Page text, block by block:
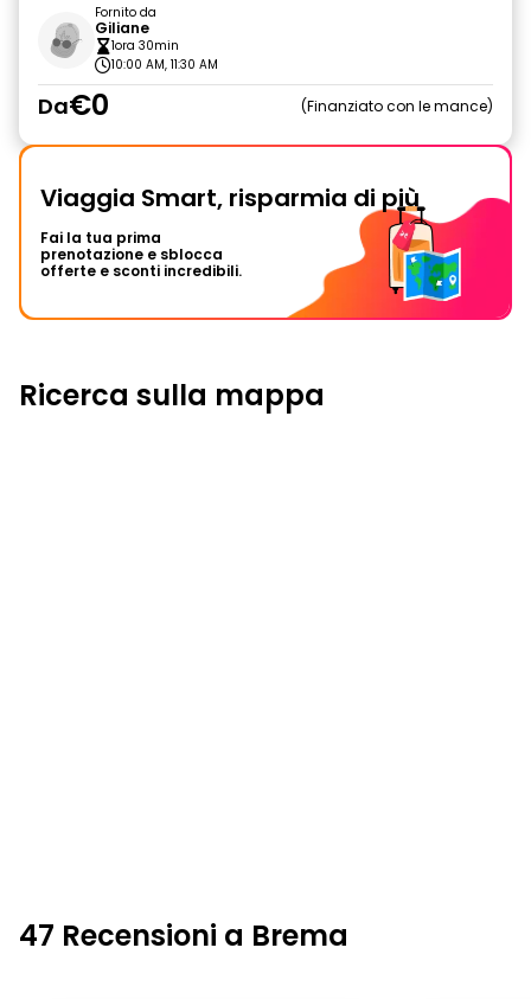
Fornito da
Giliane
1ora 30min
10:00 AM, 11:30 AM
Da€0 Finanziato con le mance
Viaggia Smart, risparmia di più
Fai la tua prima
prenotazione e sblocca
offerte e sconti incredibili.
Ricerca sulla mappa
47 Recensioni a Brema